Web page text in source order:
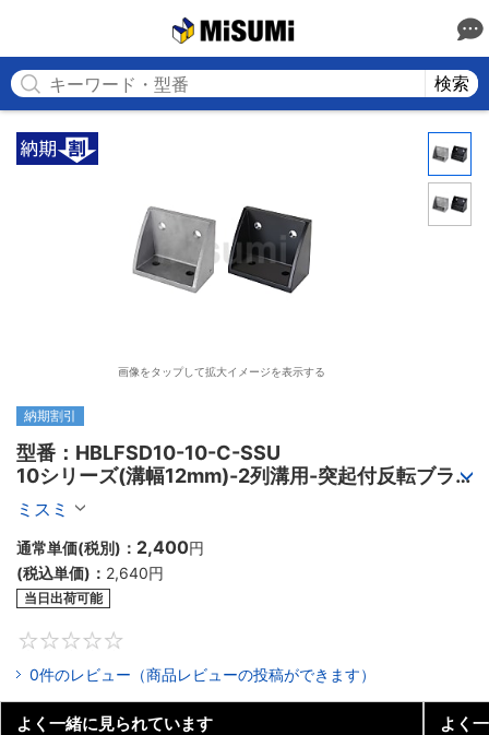
検索
画像をタップして拡大イメージを表示する
納期割引
型番：HBLFSD10-10-C-SSU
10シリーズ(溝幅12mm)-2列溝用-突起付反転ブラ
ケット
ミスミ
通常単価(税別)： 2,400円
(税込単価)： 2,640円
当日出荷可能
0件のレビュー（商品レビューの投稿ができます）
よく一緒に見られています よく